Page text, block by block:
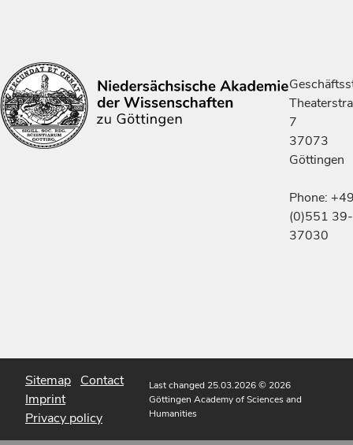
7
37073
Göttingen
Phone:
(0)551 39-
37030
Sitemap Contact
Imprint
Privacy policy
Last changed 25.03.2026© 2026
Göttingen Academy of Sciences and
Humanities